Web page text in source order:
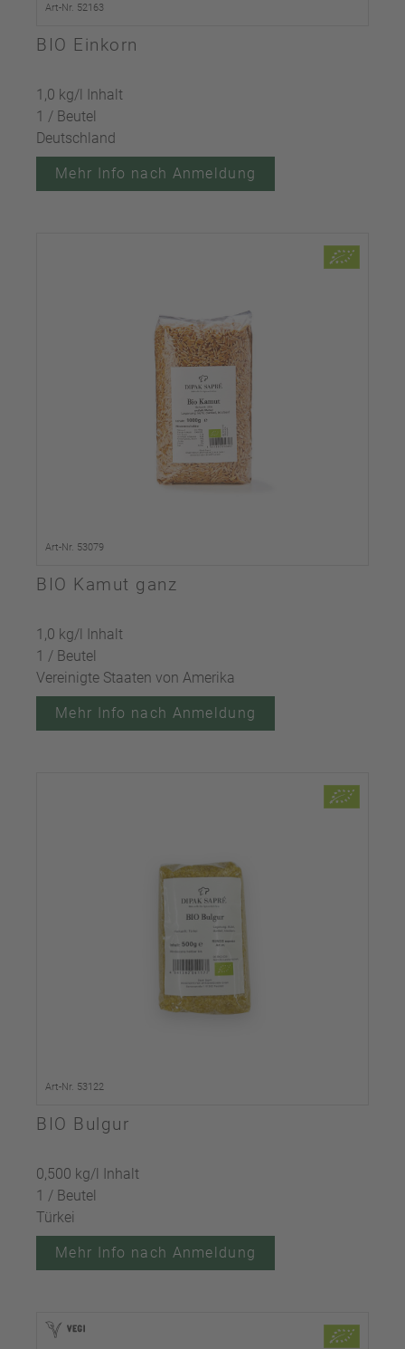
Art-Nr. 52163
BIO Einkorn
1,0 kg/l Inhalt
1 / Beutel
Deutschland
Mehr Info nach Anmeldung
Art-Nr. 53079
BIO Kamut ganz
1,0 kg/l Inhalt
1 / Beutel
Vereinigte Staaten von Amerika
Mehr Info nach Anmeldung
Art-Nr. 53122
BIO Bulgur
0,500 kg/l Inhalt
1 / Beutel
Türkei
Mehr Info nach Anmeldung